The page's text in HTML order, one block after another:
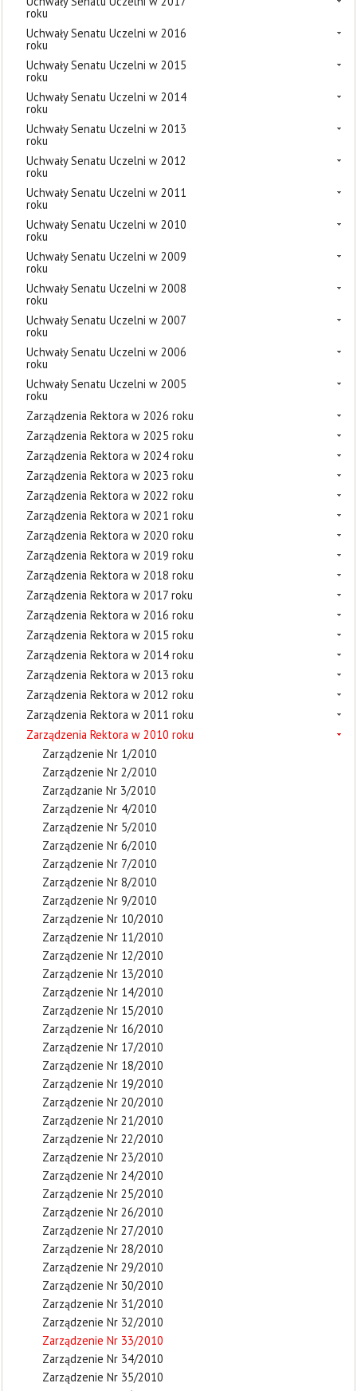
roku
Uchwały Senatu Uczelni w 2016
roku
Uchwały Senatu Uczelni w 2015
roku
Uchwały Senatu Uczelni w 2014
roku
Uchwały Senatu Uczelni w 2013
roku
Uchwały Senatu Uczelni w 2012
roku
Uchwały Senatu Uczelni w 2011
roku
Uchwały Senatu Uczelni w 2010
roku
Uchwały Senatu Uczelni w 2009
roku
Uchwały Senatu Uczelni w 2008
roku
Uchwały Senatu Uczelni w 2007
roku
Uchwały Senatu Uczelni w 2006
roku
Uchwały Senatu Uczelni w 2005
roku
Zarządzenia Rektora w 2026 roku
Zarządzenia Rektora w 2025 roku
Zarządzenia Rektora w 2024 roku
Zarządzenia Rektora w 2023 roku
Zarządzenia Rektora w 2022 roku
Zarządzenia Rektora w 2021 roku
Zarządzenia Rektora w 2020 roku
Zarządzenia Rektora w 2019 roku
Zarządzenia Rektora w 2018 roku
Zarządzenia Rektora w 2017 roku
Zarządzenia Rektora w 2016 roku
Zarządzenia Rektora w 2015 roku
Zarządzenia Rektora w 2014 roku
Zarządzenia Rektora w 2013 roku
Zarządzenia Rektora w 2012 roku
Zarządzenia Rektora w 2011 roku
Zarządzenia Rektora w 2010 roku
Zarządzenie Nr 1/2010
Zarządzenie Nr 2/2010
Zarządzanie Nr 3/2010
Zarządzenie Nr 4/2010
Zarządzenie Nr 5/2010
Zarządzenie Nr 6/2010
Zarządzenie Nr 7/2010
Zarządzenie Nr 8/2010
Zarządzenie Nr 9/2010
Zarządzenie Nr 10/2010
Zarządzenie Nr 11/2010
Zarządzenie Nr 12/2010
Zarządzenie Nr 13/2010
Zarządzenie Nr 14/2010
Zarządzenie Nr 15/2010
Zarządzenie Nr 16/2010
Zarządzenie Nr 17/2010
Zarządzenie Nr 18/2010
Zarządzenie Nr 19/2010
Zarządzenie Nr 20/2010
Zarządzenie Nr 21/2010
Zarządzenie Nr 22/2010
Zarządzenie Nr 23/2010
Zarządzenie Nr 24/2010
Zarządzenie Nr 25/2010
Zarządzenie Nr 26/2010
Zarządzenie Nr 27/2010
Zarządzenie Nr 28/2010
Zarządzenie Nr 29/2010
Zarządzenie Nr 30/2010
Zarządzenie Nr 31/2010
Zarządzenie Nr 32/2010
Zarządzenie Nr 33/2010
Zarządzenie Nr 34/2010
Zarządzenie Nr 35/2010